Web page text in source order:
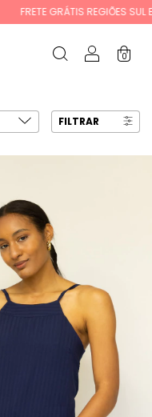
ACIMA DE R$ 350 ATÉ
0
FILTRAR